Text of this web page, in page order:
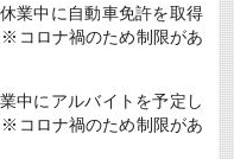
業中に自動車免許を取得
コロナ禍のため制限があ
中にアルバイトを予定し
コロナ禍のため制限があ